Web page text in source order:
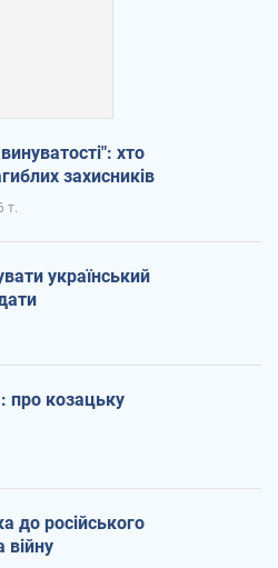
хто
захисників
т.
український
про козацьку
до російського
війну